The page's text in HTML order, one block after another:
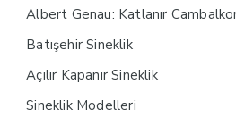
Albert Genau: Katlanır
Batışehir Sineklik
Açılır Kapanır Sineklik
Sineklik Modelleri